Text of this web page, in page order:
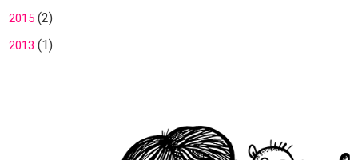
2015(2)
2013 (1)